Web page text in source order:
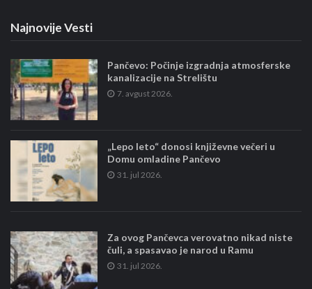
Najnovije Vesti
Pančevo: Počinje izgradnja atmosferske
kanalizacije na Strelištu
7. avgust 2026.
„Lepo leto“ donosi književne večeri u
Domu omladine Pančevo
31. jul 2026.
Za ovog Pančevca verovatno nikad niste
čuli, a spasavao je narod u Ramu
31. jul 2026.